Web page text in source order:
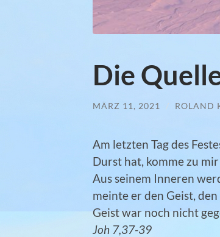
Die
MÄRZ 11, 2021 / ROLAND
Am letzten Tag des
Durst hat, komme zu
Aus seinem Inneren
meinte er den Geist,
Geist war noch nicht
Joh 7,37-39